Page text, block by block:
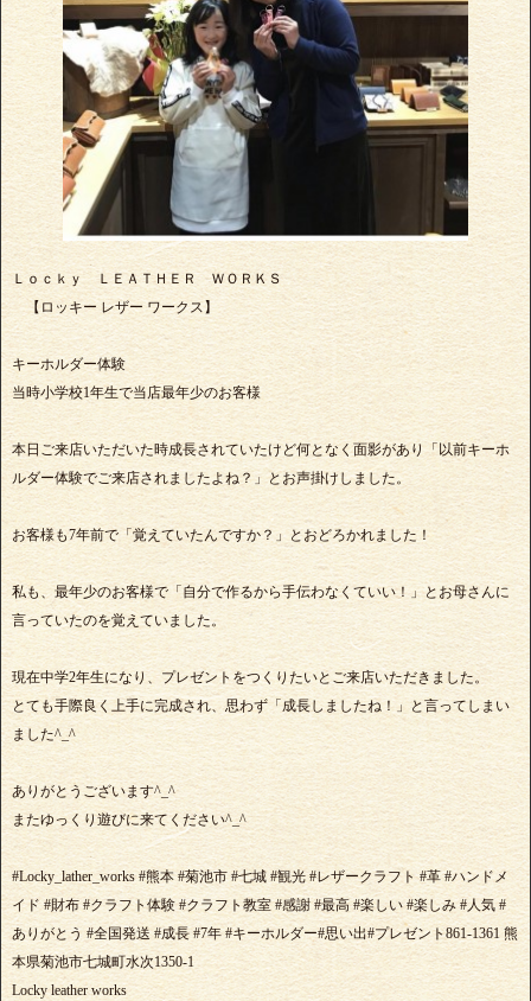
Ｌｏｃｋｙ ＬＥＡＴＨＥＲ ＷＯＲＫＳ
【ロッキー レザー ワークス】
キーホルダー体験
当時小学校1年生で当店最年少のお客様
本日ご来店いただいた時成長されていたけど何となく面影があり「以前キーホ
ルダー体験でご来店されましたよね？」とお声掛けしました。
お客様も7年前で「覚えていたんですか？」とおどろかれました！
私も、最年少のお客様で「自分で作るから手伝わなくていい！」とお母さんに
言っていたのを覚えていました。
現在中学2年生になり、プレゼントをつくりたいとご来店いただきました。
とても手際良く上手に完成され、思わず「成長しましたね！」と言ってしまい
ました^_^
ありがとうございます^_^
またゆっくり遊びに来てください^_^
#Locky_lather_works #熊本 #菊池市 #七城 #観光 #レザークラフト #革 #ハンドメ
イド #財布 #クラフト体験 #クラフト教室 #感謝 #最高 #楽しい #楽しみ #人気 #
ありがとう #全国発送 #成長 #7年 #キーホルダー#思い出#プレゼント861-1361 熊
本県菊池市七城町水次1350-1
Locky leather works